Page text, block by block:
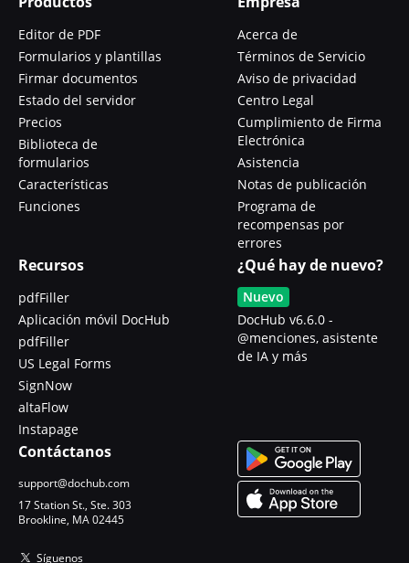
Editor de PDF
Formularios y plantillas
Firmar documentos
Estado del servidor
Precios
Biblioteca de
formularios
Características
Funciones
Acerca de
Términos de Servicio
Aviso de privacidad
Centro Legal
Cumplimiento de Firma
Electrónica
Asistencia
Notas de publicación
Programa de
recompensas por
errores
Recursos
pdfFiller
Aplicación móvil DocHub
pdfFiller
US Legal Forms
SignNow
altaFlow
Instapage
¿Qué hay de nuevo?
Nuevo
DocHub v6.6.0 -
@menciones, asistente
de IA y más
Contáctanos
support@dochub.com
17 Station St., Ste. 303
Brookline, MA 02445
Síguenos